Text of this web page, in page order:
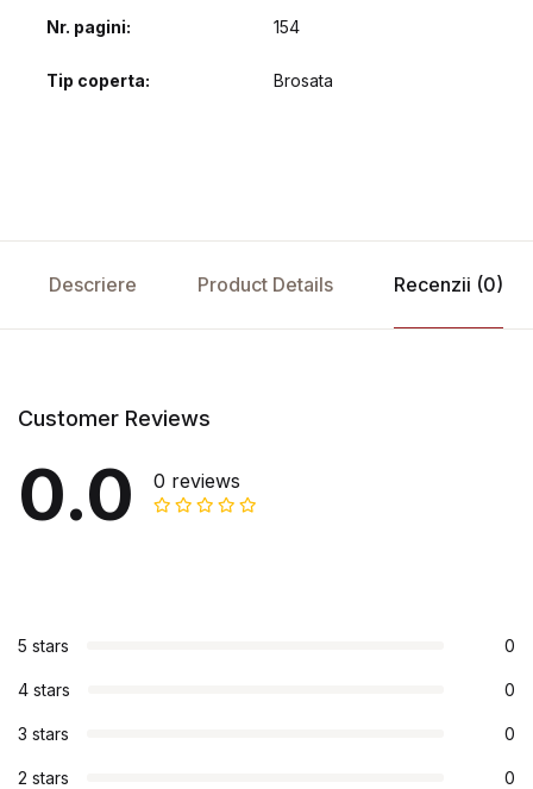
Nr. pagini 154
Tip coperta Brosata
Descriere Product Details Recenzii (0)
Customer Reviews
0.0 0 reviews
5 stars 0
4 stars 0
3 stars 0
2 stars 0